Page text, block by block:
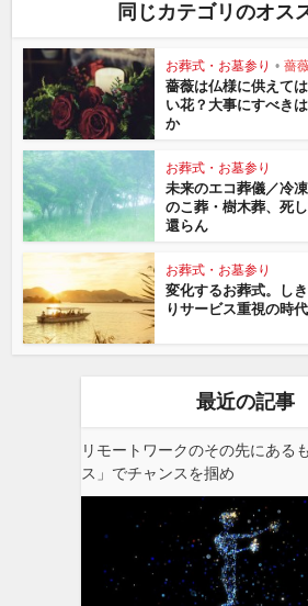
同じカテゴリのオス
お葬式・お墓参り • 薔
薔薇は仏様に供えて
い花？大事にすべき
か
お葬式・お墓参り
未来のエコ葬儀／冷
のこ葬・樹木葬、死
還らん
お葬式・お墓参り
変化するお葬式。し
りサービス重視の時
最近の記事
リモートワークのその先にある
ス」でチャンスを掴め